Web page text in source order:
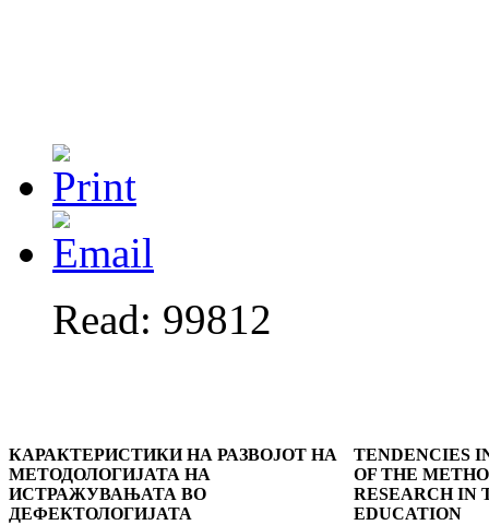
Read: 99812
КАРАКТЕРИСТИКИ НА РАЗВОЈОТ НА
МЕТОДОЛОГИЈАТА НА
ИСТРАЖУВАЊАТА ВО
ДЕФЕКТОЛОГИЈАТА
TENDENCIES
OF THE
RESEARCH IN
EDUCATION